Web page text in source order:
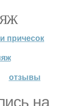
причесок
отзывы
на